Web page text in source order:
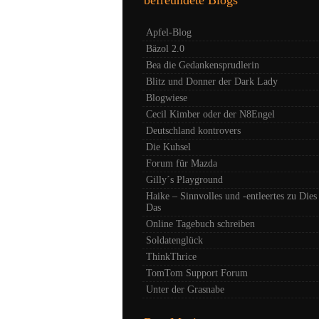
Apfel-Blog
Bäzol 2.0
Bea die Gedankensprudlerin
Blitz und Donner der Dark Lady
Blogwiese
Cecil Kimber oder der N8Engel
Deutschland kontrovers
Die Kuhsel
Forum für Mazda
Gilly´s Playground
Haike – Sinnvolles und -entleertes zu Dies
Das
Online Tagebuch schreiben
Soldatenglück
ThinkThrice
TomTom Support Forum
Unter der Grasnabe